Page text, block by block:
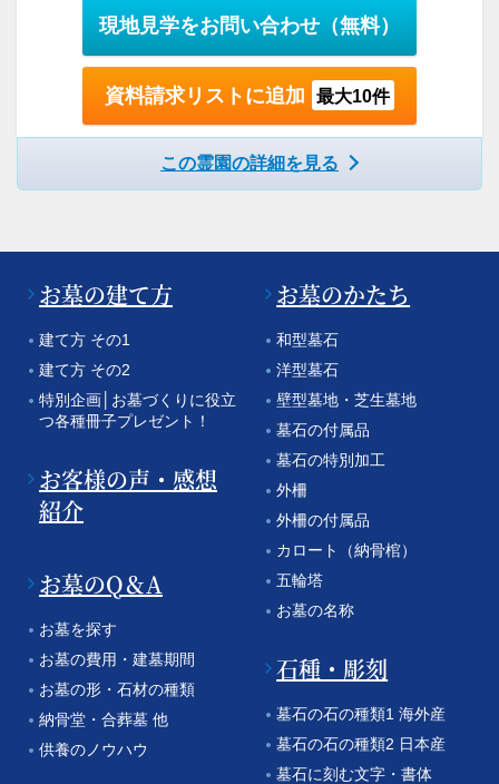
現地見学をお問い合わせ （無料）
資料請求リストに追加 最大10件
この霊園の詳細を見る
お墓の建て方
建て方 その1
建て方 その2
特別企画│お墓づくりに役立
つ各種冊子プレゼント！
お客様の声・感想
紹介
お墓のQ＆A
お墓を探す
お墓の費用・建墓期間
お墓の形・石材の種類
納骨堂・合葬墓 他
供養のノウハウ
お墓のかたち
和型墓石
洋型墓石
壁型墓地・芝生墓地
墓石の付属品
墓石の特別加工
外柵
外柵の付属品
カロート（納骨棺）
五輪塔
お墓の名称
石種・彫刻
墓石の石の種類1 海外産
墓石の石の種類2 日本産
墓石に刻む文字・書体